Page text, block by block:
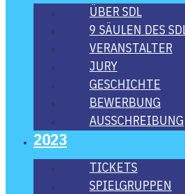
ÜBER SDL
9 SÄU­LEN DES
VER­AN­STAL­TER
JURY
GESCHICH­TE
BEWER­BUNG
AUS­SCHREI­BUNG
2023
TICKETS
SPIEL­GRUP­PEN